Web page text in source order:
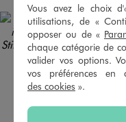
Vous avez le choix
utilisations, de «
opposer ou de «
chaque catégorie de
valider vos options.
vos préférences en
des cookies ».